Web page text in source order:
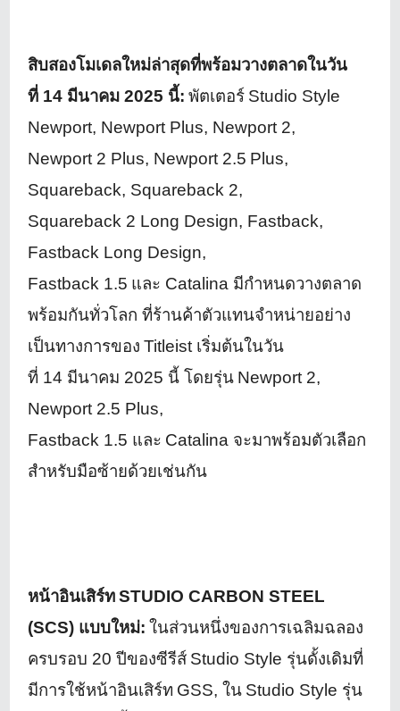
สิบสองโมเดลใหม่ล่าสุดที่พร้อมวางตลาดในวัน
ที่ 14 มีนาคม2025 นี้: พัตเตอร์ Studio Style
Newport, Newport Plus, Newport 2,
Newport 2 Plus, Newport 2.5 Plus,
Squareback, Squareback 2,
Squareback 2 Long Design, Fastback,
Fastback Long Design,
Fastback 1.5 และ Catalina มีกำหนดวางตลาด
พร้อมกันทั่วโลก ที่ร้านค้าตัวแทนจำหน่ายอย่าง
เป็นทางการของ Titleist เริ่มต้นในวัน
ที่ 14 มีนาคม 2025 นี้ โดยรุ่น Newport 2,
Newport 2.5 Plus,
Fastback 1.5 และ Catalina จะมาพร้อมตัวเลือก
สำหรับมือซ้ายด้วยเช่นกัน
หน้าอินเสิร์ท STUDIO CARBON STEEL
(SCS) แบบใหม่: ในส่วนหนึ่งของการเฉลิมฉลอง
ครบรอบ 20ปีของซีรีส์ Studio Style รุ่นดั้งเดิมที่
มีการใช้หน้าอินเสิร์ท GSS,ใน Studio Style รุ่น